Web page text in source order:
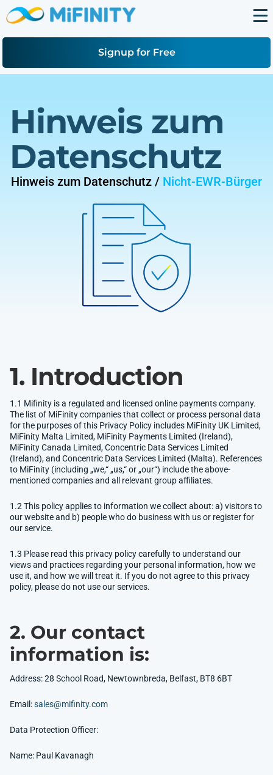
Signup for Free
Hinweis zum
Datenschutz
Hinweis zum Datenschutz / Nicht-EWR-Bürger
1. Introduction
1.1 Mifinity is a regulated and licensed online payments company.
The list of MiFinity companies that collect or process personal data
for the purposes of this Privacy Policy includes MiFinity UK Limited,
MiFinity Malta Limited, MiFinity Payments Limited (Ireland),
MiFinity Canada Limited, Concentric Data Services Limited
(Ireland), and Concentric Data Services Limited (Malta). References
to MiFinity (including „we,“ „us,“ or „our“) include the above-
mentioned companies and all relevant group affiliates.
1.2 This policy applies to information we collect about: a) visitors to
our website and b) people who do business with us or register for
our service.
1.3 Please read this privacy policy carefully to understand our
views and practices regarding your personal information, how we
use it, and how we will treat it. If you do not agree to this privacy
policy, please do not use our services.
2. Our contact
information is:
Address: 28 School Road, Newtownbreda, Belfast, BT8 6BT
Email:sales@mifinity.com
Data Protection Officer:
Name: Paul Kavanagh